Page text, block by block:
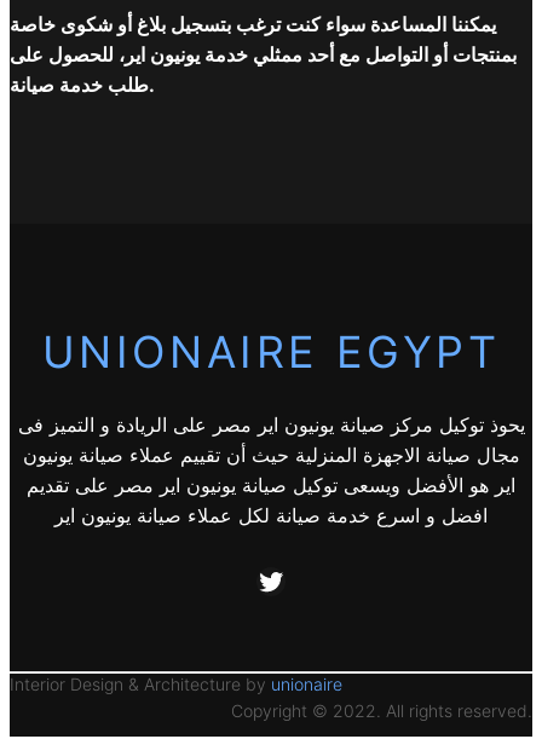
يمكننا المساعدة سواء كنت ترغب بتسجيل بلاغ أو شكوى خاصة
بمنتجات أو التواصل مع أحد ممثلي خدمة يونيون اير، للحصول على
طلب خدمة صيانة.
UNIONAIRE EGYPT
يحوذ توكيل مركز صيانة يونيون اير مصر على الريادة و التميز فى
مجال صيانة الاجهزة المنزلية حيث أن تقييم عملاء صيانة يونيون
اير هو الأفضل ويسعى توكيل صيانة يونيون اير مصر على تقديم
افضل و اسرع خدمة صيانة لكل عملاء صيانة يونيون اير
Twitter
Interior Design & Architecture by unionaire
Copyright © 2022. All rights reserved.